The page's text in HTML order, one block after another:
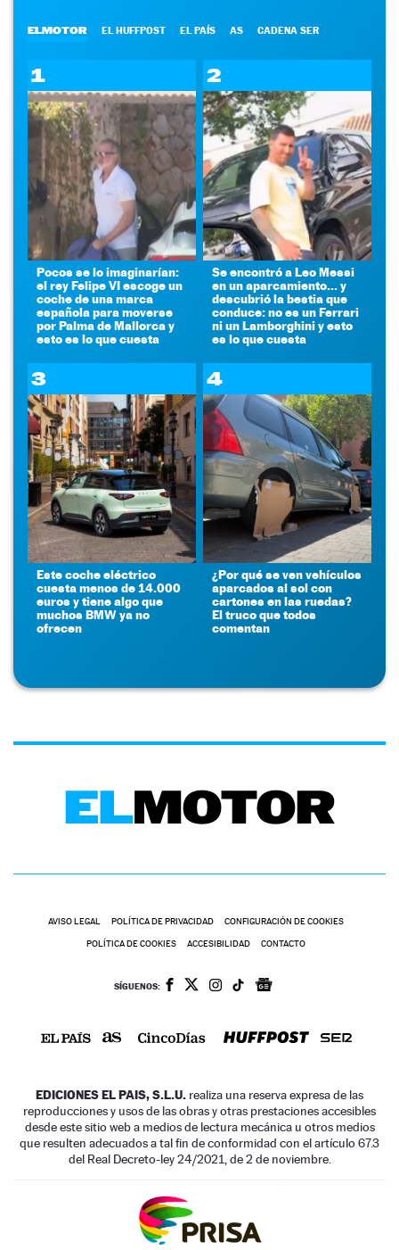
ELMOTOR EL HUFFPOST EL PAÍS AS CADENA SER
1
Pocos se lo imaginarían:
el rey Felipe VI escoge un
coche de una marca
española para moverse
por Palma de Mallorca y
esto es lo que cuesta
2
Se encontró a Leo Messi
en un aparcamiento... y
descubrió la bestia que
conduce: no es un Ferrari
ni un Lamborghini y esto
es lo que cuesta
3
Este coche eléctrico
cuesta menos de 14.000
euros y tiene algo que
muchos BMW ya no
ofrecen
4
¿Por qué se ven vehículos
aparcados al sol con
cartones en las ruedas?
El truco que todos
comentan
AVISO LEGAL POLÍTICA DE PRIVACIDAD CONFIGURACIÓN DE COOKIES
POLÍTICA DE COOKIES ACCESIBILIDAD CONTACTO
SÍGUENOS:
EDICIONES EL PAIS, S.L.U. realiza una reserva expresa de las
reproducciones y usos de las obras y otras prestaciones accesibles
desde este sitio web a medios de lectura mecánica u otros medios
que resulten adecuados a tal fin de conformidad con el artículo 67.3
del Real Decreto-ley 24/2021, de 2 de noviembre.